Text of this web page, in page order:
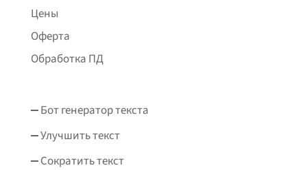
Цены
Оферта
Обработка ПД
Бот генератор текста
Улучшить текст
Сократить текст